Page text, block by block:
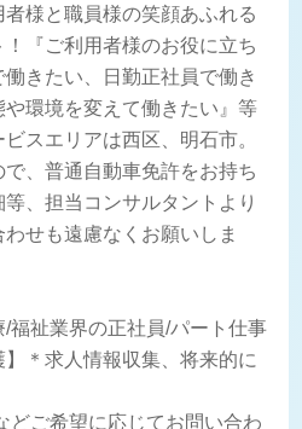
様と職員様の笑顔あふれる
『ご利用者様のお役に立ち
きたい、日勤正社員で働き
環境を変えて働きたい』等
スエリアは西区、明石市。
、普通自動車免許をお持ち
、担当コンサルタントより
せも遠慮なくお願いしま
福祉業界の正社員/パート仕事
＊求人情報収集、将来的に
どご希望に応じてお問い合わ